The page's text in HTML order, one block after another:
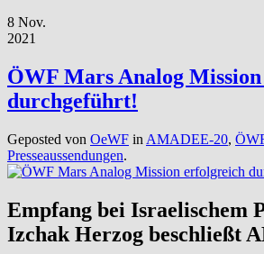
8 Nov.
2021
ÖWF Mars Analog
durchgeführt!
Geposted von OeWF in AMADEE-20,
Presseaussendungen.
Empfang bei Israelischem
Izchak Herzog beschließt